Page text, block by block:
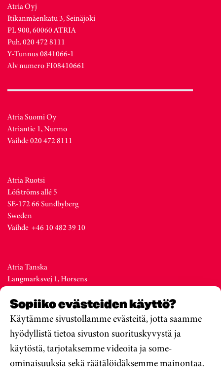
Sopiiko evästeiden käyttö?
Käytämme sivustollamme evästeitä, jotta saamme
hyödyllistä tietoa sivuston suorituskyvystä ja
käytöstä, tarjotaksemme videoita ja some-
ominaisuuksia sekä räätälöidäksemme mainontaa.
Atria Oyj
Itikanmäenkatu 3, Seinäjoki
PL 900, 60060 ATRIA
Puh. 020 472 8111
Y-Tunnus 0841066-1
Alv numero FI08410661
Atria Suomi Oy
Atriantie 1, Nurmo
Vaihde 020 472 8111
Atria Ruotsi
Löfströms allé 5
SE-172 66 Sundbyberg
Sweden
Vaihde +46 10 482 39 10
Atria Tanska
Langmarksvej 1, Horsens
Denmark
Vaihde +45 76 28 25 00
Atria Viro
Metsa str. 19, Valga